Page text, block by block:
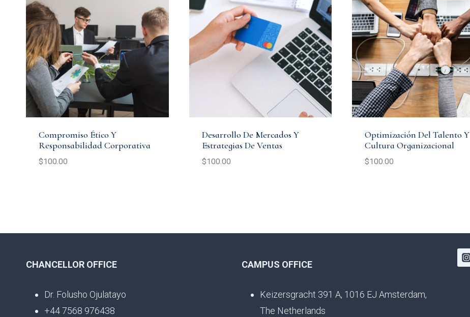
Compromiso Ético Y
Responsabilidad Corporativa
$100.00
Desarrollo De Mercados Y
Estrategias De Ventas
$100.00
Optimización Del Talento Y
Cultura Organizacional
$100.00
CHANCELLOR OFFICE
Dr. Folusho Ojulatayo
+44 7568 976438
CAMPUS OFFICE
Keizersgracht 391 A, 1016 EJ Amsterdam,
The Netherlands